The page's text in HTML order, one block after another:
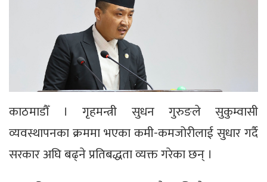
काठमाडौँ । गृहमन्त्री सुधन गुरुङले सुकुम्वासी
व्यवस्थापनका क्रममा भएका कमी-कमजोरीलाई सुधार गर्दै
सरकार अघि बढ्ने प्रतिबद्धता व्यक्त गरेका छन् ।